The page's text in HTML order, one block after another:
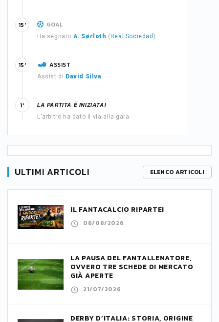
GOAL
Ha segnato A. Sørloth ( Real Sociedad )
15'
ASSIST
Assist di David Silva
15'
LA PARTITA È INIZIATA!
L'arbitro ha dato il via alla gara.
1'
ULTIMI ARTICOLI ELENCO ARTICOLI
IL FANTACALCIO RIPARTE!
06/08/2026
LA PAUSA DEL FANTALLENATORE,
OVVERO TRE SCHEDE DI MERCATO
GIÀ APERTE
21/07/2026
DERBY D’ITALIA: STORIA, ORIGINE